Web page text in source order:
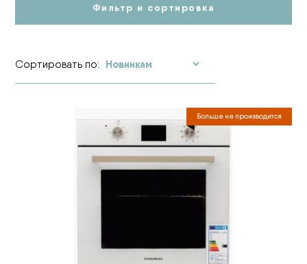
Фильтр и сортировка
Сортировать по:
Больше не производится